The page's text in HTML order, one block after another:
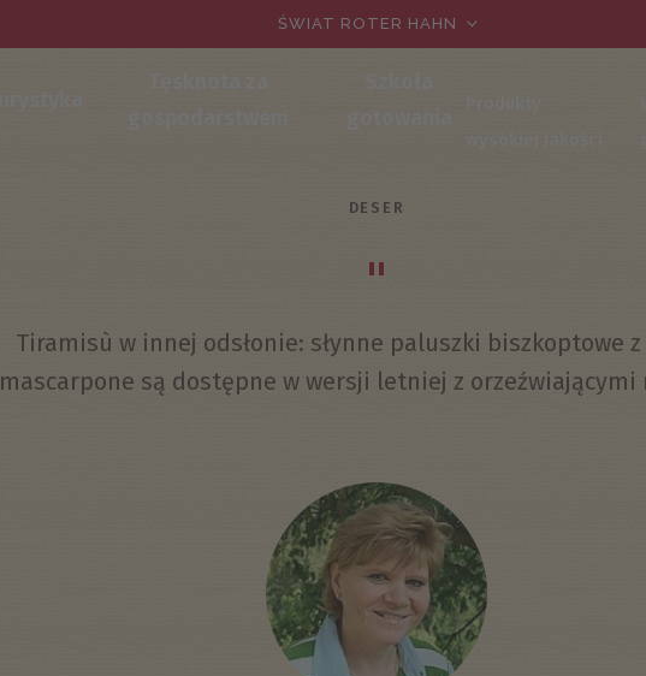
ŚWIAT ROTER HAHN
DESER
"
Tiramisù w innej odsłonie: słynne paluszki biszkoptowe
mascarpone są dostępne w wersji letniej z